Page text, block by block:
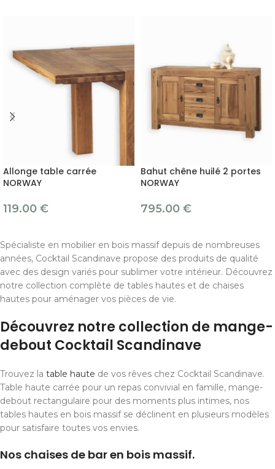
Allonge table carrée
NORWAY
119.00 €
Bahut chêne huilé 2 portes
NORWAY
795.00 €
Spécialiste en mobilier en bois massif depuis de nombreuses
années, Cocktail Scandinave propose des produits de qualité
avec des design variés pour sublimer votre intérieur. Découvrez
notre collection complète de tables hautes et de chaises
hautes pour aménager vos pièces de vie.
Découvrez notre collection de mange-
debout Cocktail Scandinave
Trouvez la table haute de vos rêves chez Cocktail Scandinave.
Table haute carrée pour un repas convivial en famille, mange-
debout rectangulaire pour des moments plus intimes, nos
tables hautes en bois massif se déclinent en plusieurs modèles
pour satisfaire toutes vos envies.
Nos chaises de bar en bois massif.